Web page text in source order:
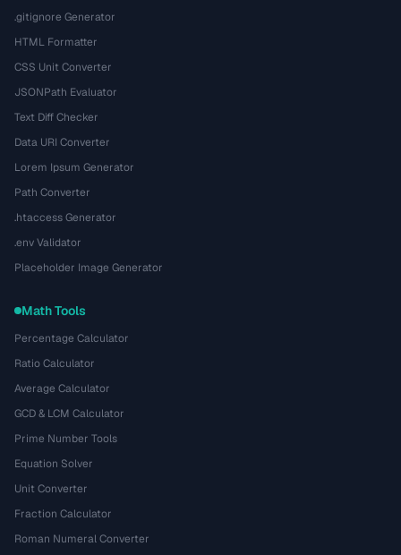
.gitignore Generator
HTML Formatter
CSS Unit Converter
JSONPath Evaluator
Text Diff Checker
Data URI Converter
Lorem Ipsum Generator
Path Converter
.htaccess Generator
.env Validator
Placeholder Image Generator
Math Tools
Percentage Calculator
Ratio Calculator
Average Calculator
GCD & LCM Calculator
Prime Number Tools
Equation Solver
Unit Converter
Fraction Calculator
Roman Numeral Converter